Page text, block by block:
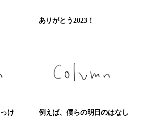
ありがとう2023！
け 例えば、僕らの明日のはなし